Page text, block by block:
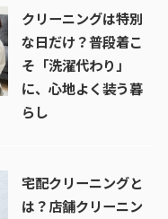
クリーニングは特別
な日だけ？普段着こ
そ「洗濯代わり」
に、心地よく装う暮
らし
宅配クリーニングと
は？店舗クリーニン